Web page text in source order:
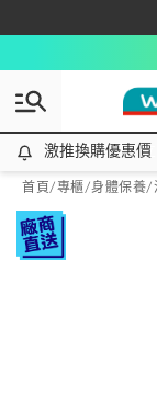
激推換購優惠價！
激推換購優惠價
首頁/專櫃/身體保養/